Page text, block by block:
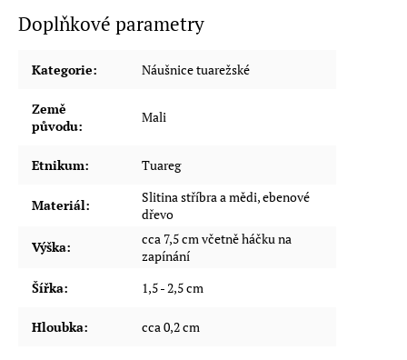
Doplňkové parametry
Kategorie: Náušnice tuarežské
Země
původu:
Mali
Etnikum: Tuareg
Materiál:
Slitina stříbra a mědi, ebenové
dřevo
Výška:
cca 7,5 cm včetně háčku na
zapínání
Šířka: 1,5 - 2,5 cm
Hloubka: cca 0,2 cm